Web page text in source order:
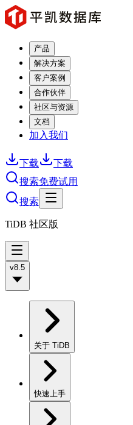
产品
解决方案
客户案例
合作伙伴
社区与资源
文档
加入我们
下载
下载
搜索免费试用
搜索
TiDB 社区版
v8.5
关于 TiDB
快速上手